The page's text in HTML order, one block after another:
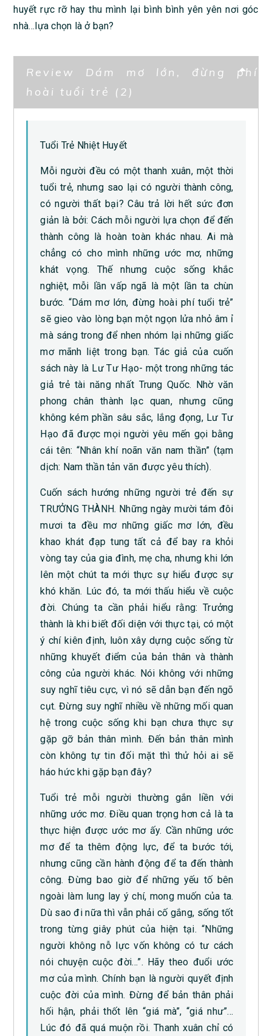
huyết rực rỡ hay thu mình lại bình bình yên yên nơi góc
nhà…lựa chọn là ở bạn?
Review Dám mơ lớn, đừng phí
hoài tuổi trẻ (2)
Tuổi Trẻ Nhiệt Huyết
Mỗi người đều có một thanh xuân, một thời
tuổi trẻ, nhưng sao lại có người thành công,
có người thất bại? Câu trả lời hết sức đơn
giản là bởi: Cách mỗi người lựa chọn để đến
thành công là hoàn toàn khác nhau. Ai mà
chẳng có cho mình những ước mơ, những
khát vọng. Thế nhưng cuộc sống khắc
nghiệt, mỗi lần vấp ngã là một lần ta chùn
bước. “Dám mơ lớn, đừng hoài phí tuổi trẻ”
sẽ gieo vào lòng bạn một ngọn lửa nhỏ âm ỉ
mà sáng trong để nhen nhóm lại những giấc
mơ mãnh liệt trong bạn. Tác giả của cuốn
sách này là Lư Tư Hạo- một trong những tác
giả trẻ tài năng nhất Trung Quốc. Nhờ văn
phong chân thành lạc quan, nhưng cũng
không kém phần sâu sắc, lắng đọng, Lư Tư
Hạo đã được mọi người yêu mến gọi bằng
cái tên: “Nhân khí noãn văn nam thần” (tạm
dịch: Nam thần tản văn được yêu thích).
Cuốn sách hướng những người trẻ đến sự
TRƯỞNG THÀNH. Những ngày mười tám đôi
mươi ta đều mơ những giấc mơ lớn, đều
khao khát đạp tung tất cả để bay ra khỏi
vòng tay của gia đình, mẹ cha, nhưng khi lớn
lên một chút ta mới thực sự hiểu được sự
khó khăn. Lúc đó, ta mới thấu hiểu về cuộc
đời. Chúng ta cần phải hiểu rằng: Trưởng
thành là khi biết đối diện với thực tại, có một
ý chí kiên định, luôn xây dựng cuộc sống từ
những khuyết điểm của bản thân và thành
công của người khác. Nói không với những
suy nghĩ tiêu cực, vì nó sẽ dẫn bạn đến ngõ
cụt. Đừng suy nghĩ nhiều về những mối quan
hệ trong cuộc sống khi bạn chưa thực sự
gặp gỡ bản thân mình. Đến bản thân mình
còn không tự tin đối mặt thì thử hỏi ai sẽ
háo hức khi gặp bạn đây?
Tuổi trẻ mỗi người thường gắn liền với
những ước mơ. Điều quan trọng hơn cả là ta
thực hiện được ước mơ ấy. Cần những ước
mơ để ta thêm động lực, để ta bước tới,
nhưng cũng cần hành động để ta đến thành
công. Đừng bao giờ để những yếu tố bên
ngoài làm lung lay ý chí, mong muốn của ta.
Dù sao đi nữa thì vẫn phải cố gắng, sống tốt
trong từng giây phút của hiện tại. “Những
người không nỗ lực vốn không có tư cách
nói chuyện cuộc đời…”. Hãy theo đuổi ước
mơ của mình. Chính bạn là người quyết định
cuộc đời của mình. Đừng để bản thân phải
hối hận, phải thốt lên “giá mà”, “giá như”…
Lúc đó đã quá muộn rồi. Thanh xuân chỉ có